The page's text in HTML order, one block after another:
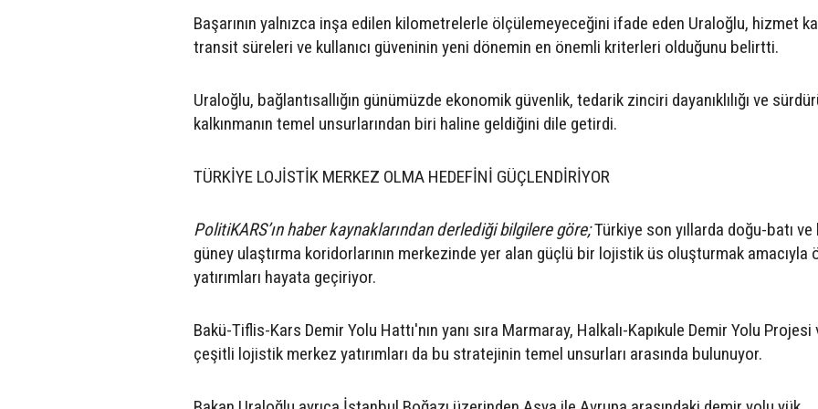
Başarının yalnızca inşa edilen kilometrelerle ölçülemeyeceğini ifade eden Uraloğlu, hizmet
transit süreleri ve kullanıcı güveninin yeni dönemin en önemli kriterleri olduğunu belirtti.
Uraloğlu, bağlantısallığın günümüzde ekonomik güvenlik, tedarik zinciri dayanıklılığı ve
kalkınmanın temel unsurlarından biri haline geldiğini dile getirdi.
TÜRKİYE LOJİSTİK MERKEZ OLMA HEDEFİNİ GÜÇLENDİRİYOR
PolitiKARS’ın haber kaynaklarından derlediği bilgilere göre;Türkiye son yıllarda doğu-batı ve
güney ulaştırma koridorlarının merkezinde yer alan güçlü bir lojistik üs oluşturmak amacıyla
yatırımları hayata geçiriyor.
Bakü-Tiflis-Kars Demir Yolu Hattı'nın yanı sıra Marmaray, Halkalı-Kapıkule Demir Yolu Projesi
çeşitli lojistik merkez yatırımları da bu stratejinin temel unsurları arasında bulunuyor.